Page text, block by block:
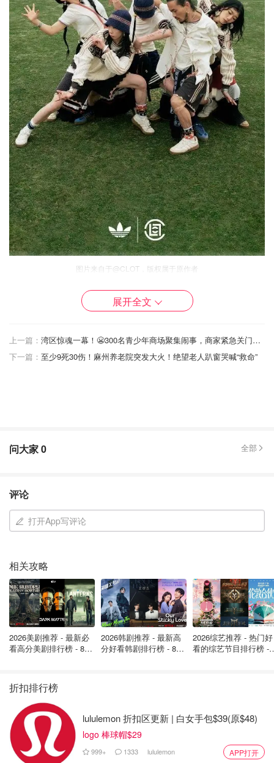
图片来自于@CLOT，版权属于原作者
Silk Gazelle：丝绸遇上复古，穿上就有高级感
双能让人一眼爱上的“细节控爆款”。鞋面用了奢华感满满的
高级丝绒材质，加入了撞色设计、金色点缀和经典生胶底，
图片来自于@adidas Originals CLOT，版权属于原作者
衬衫、钩针短裤、针织单品，颜色大胆但不突兀，细节走心
但不浮夸。像钩针短裤，不仅清爽轻便，还很有立体感，配
上一双Gazelle，整个造型直接拉满。
展开全文
上一篇：
湾区惊魂一幕！😬300名青少年商场聚集闹事，商家紧急关门，多人被捕还有人袭警！
下一篇： 至少9死30伤！麻州养老院突发大火！绝望老人趴窗哭喊“救命”
问大家0 全部
评论
打开App写评论
相关攻略
2026美剧推荐 - 最新必
看高分美剧排行榜 - 8月
2026韩剧推荐 - 最新高
分好看韩剧排行榜 - 8月
2026综艺推荐 - 热门好
看的综艺节目排行榜 -
折扣排行榜
lululemon 折扣区更新 | 白女手包$39(原$48)
logo 棒球帽$29
999+ 1333 lululemon APP打开